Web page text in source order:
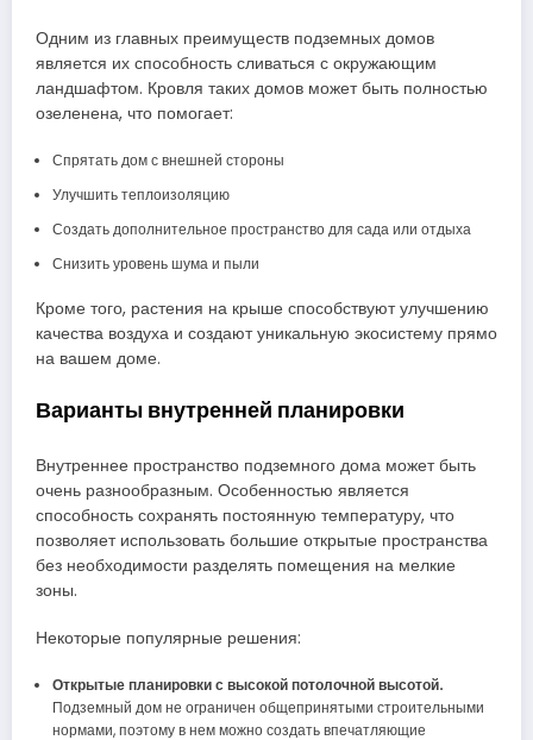
Одним из главных преимуществ подземных домов
является их способность сливаться с окружающим
ландшафтом. Кровля таких домов может быть полностью
озеленена, что помогает:
Спрятать дом с внешней стороны
Улучшить теплоизоляцию
Создать дополнительное пространство для сада или отдыха
Снизить уровень шума и пыли
Кроме того, растения на крыше способствуют улучшению
качества воздуха и создают уникальную экосистему прямо
на вашем доме.
Варианты внутренней планировки
Внутреннее пространство подземного дома может быть
очень разнообразным. Особенностью является
способность сохранять постоянную температуру, что
позволяет использовать большие открытые пространства
без необходимости разделять помещения на мелкие
зоны.
Некоторые популярные решения:
Открытые планировки с высокой потолочной высотой.
Подземный дом не ограничен общепринятыми строительными
нормами, поэтому в нем можно создать впечатляющие